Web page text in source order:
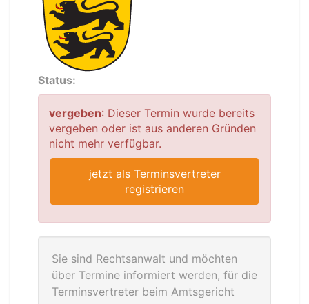
Status:
vergeben: Dieser Termin wurde bereits
vergeben oder ist aus anderen Gründen
nicht mehr verfügbar.
jetzt als Terminsvertreter
registrieren
Sie sind Rechtsanwalt und möchten
über Termine informiert werden, für die
Terminsvertreter beim Amtsgericht